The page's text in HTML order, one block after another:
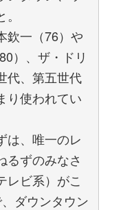
欽一（76）や
）、ザ・ドリ
代、第五世代
り使われてい
は、唯一のレ
るずのみなさ
レビ系）がこ
ダウンタウン